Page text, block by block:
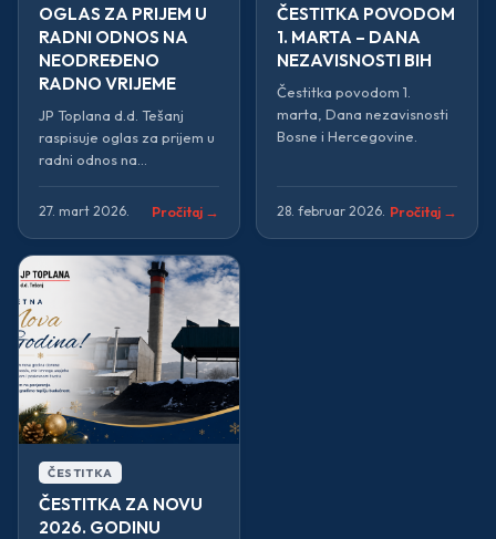
OGLAS ZA PRIJEM U
RADNI ODNOS NA
NEODREĐENO
RADNO VRIJEME
JP Toplana d.d. Tešanj
raspisuje oglas za prijem u
radni odnos na
vrijeme.
27. mart 2026. Pročitaj →
ČESTITKA POVODOM
1. MARTA – DANA
NEZAVISNOSTI BIH
Čestitka povodom 1.
marta, Dana nezavisnosti
Bosne i Hercegovine.
28. februar 2026. Pročitaj →
ČESTITKA
ČESTITKA ZA NOVU
2026. GODINU